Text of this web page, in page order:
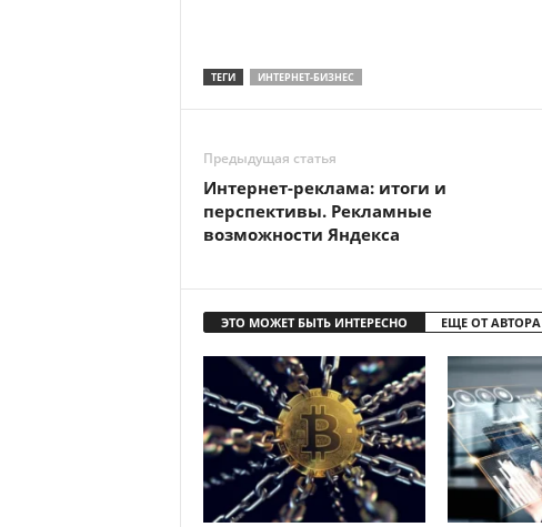
ТЕГИ ИНТЕРНЕТ-БИЗНЕС
Предыдущая статья
Интернет-реклама: итоги и
перспективы. Рекламные
возможности Яндекса
ЭТО МОЖЕТ БЫТЬ ИНТЕРЕСНО ЕЩЕ ОТ АВТОРА